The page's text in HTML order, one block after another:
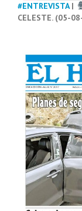
#ENTREVISTA|
CELESTE. (05-